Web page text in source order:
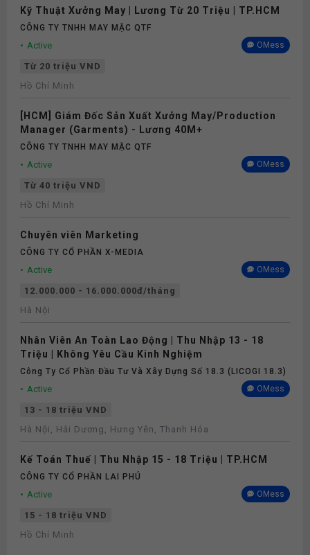
Kỹ Thuật Xưởng May | Lương Từ 20 Triệu | TP.HCM
CÔNG TY TNHH MAY MẶC QTF
Active OMess
Từ 20 triệu VND
Hồ Chí Minh
[HCM] Giám Đốc Sản Xuất Xưởng May/Production
Manager (Garments) - Lương 40M+
CÔNG TY TNHH MAY MẶC QTF
Active OMess
Từ 40 triệu VND
Hồ Chí Minh
Chuyên viên Marketing
CÔNG TY CỔ PHẦN X-MEDIA
Active OMess
12.000.000 - 16.000.000đ/tháng
Hà Nội
Nhân Viên An Toàn Lao Động | Thu Nhập 13 - 18
Triệu | Không Yêu Cầu Kinh Nghiệm
Công Ty Cổ Phần Đầu Tư Và Xây Dựng Số 18.3 (LICOGI 18.3)
Active OMess
13 - 18 triệu VND
Hà Nội, Hải Dương, Hưng Yên, Thanh Hóa
Kế Toán Thuế | Thu Nhập 15 - 18 Triệu | TP.HCM
CÔNG TY CỔ PHẦN LAI PHÚ
Active OMess
15 - 18 triệu VND
Hồ Chí Minh